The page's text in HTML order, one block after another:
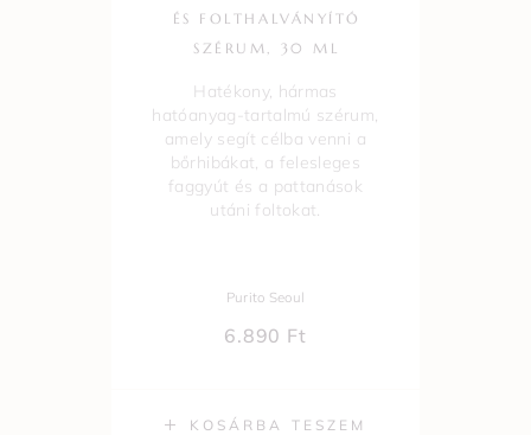
KOSÁRBA TESZEM
ÉS FOLTHALVÁNYÍTÓ
SZÉRUM, 30 ML
Hatékony, hármas
hatóanyag-tartalmú szérum,
amely segít célba venni a
bőrhibákat, a felesleges
faggyút és a pattanások
utáni foltokat.
Purito Seoul
6.890 Ft